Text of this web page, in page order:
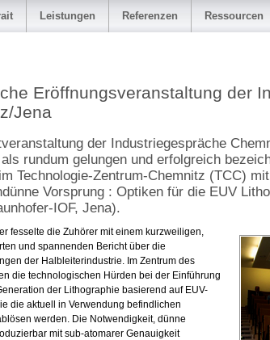
Leistungen Referenzen Ressourcen
Eröffnungsveranstaltung der
Jena
der Industriegespräche
rundum gelungen und erfolgreich
Technologie-Zentrum-Chemnitz (TCC)
Vorsprung : Optiken für die EUV
IOF, Jena).
fesselte die Zuhörer mit einem kurzweiligen,
und spannenden Bericht über die
der Halbleiterindustrie. Im Zentrum des
die technologischen Hürden bei der Einführung
der Lithographie basierend auf EUV-
die aktuell in Verwendung befindlichen
werden. Die Notwendigkeit, dünne
mit sub-atomarer Genauigkeit